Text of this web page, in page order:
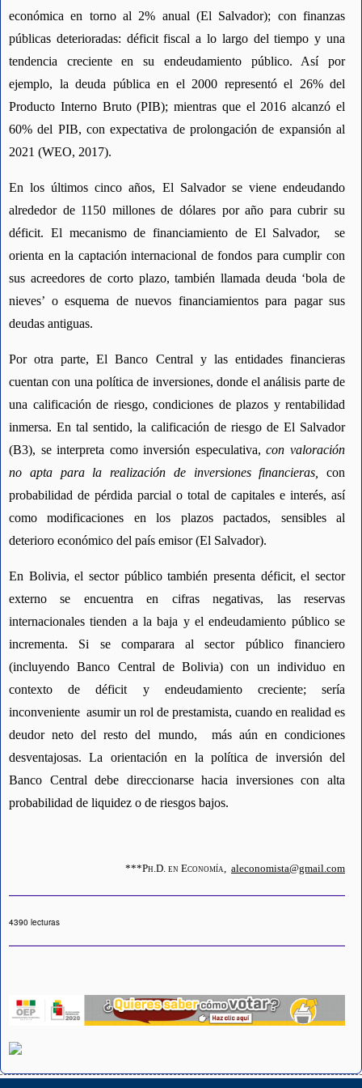
económica en torno al 2% anual (El Salvador); con finanzas
públicas deterioradas: déficit fiscal a lo largo del tiempo y una
tendencia creciente en su endeudamiento público. Así por
ejemplo, la deuda pública en el 2000 representó el 26% del
Producto Interno Bruto (PIB); mientras que el 2016 alcanzó el
60% del PIB, con expectativa de prolongación de expansión al
2021 (WEO, 2017).
En los últimos cinco años, El Salvador se viene endeudando
alrededor de 1150 millones de dólares por año para cubrir su
déficit. El mecanismo de financiamiento de El Salvador,  se
orienta en la captación internacional de fondos para cumplir con
sus acreedores de corto plazo, también llamada deuda ‘bola de
nieves’ o esquema de nuevos financiamientos para pagar sus
deudas antiguas.
Por otra parte, El Banco Central y las entidades financieras
cuentan con una política de inversiones, donde el análisis parte de
una calificación de riesgo, condiciones de plazos y rentabilidad
inmersa. En tal sentido, la calificación de riesgo de El Salvador
(B3), se interpreta como inversión especulativa, con valoración
no apta para la realización de inversiones financieras,
con
probabilidad de pérdida parcial o total de capitales e interés, así
como modificaciones en los plazos pactados, sensibles al
deterioro económico del país emisor (El Salvador).
En Bolivia, el sector público también presenta déficit, el sector
externo se encuentra en cifras negativas, las reservas
internacionales tienden a la baja y el endeudamiento público se
incrementa. Si se comparara al sector público financiero
(incluyendo Banco Central de Bolivia) con un individuo en
contexto de déficit y endeudamiento creciente; sería
inconveniente  asumir un rol de prestamista, cuando en realidad es
deudor neto del resto del mundo,  más aún en condiciones
desventajosas. La orientación en la política de inversión del
Banco Central debe direccionarse hacia inversiones con alta
probabilidad de liquidez o de riesgos bajos.
***Ph.D. en Economía, aleconomista@gmail.com
4390 lecturas